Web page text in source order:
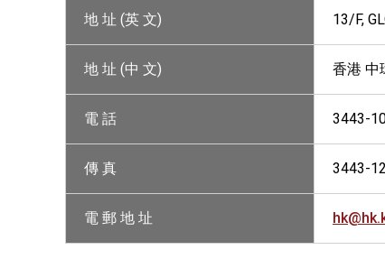
地 址 (英 文) 13/F,
地 址 (中 文) 香港 中
電 話 3443-
傳 真 3443-
電 郵 地 址